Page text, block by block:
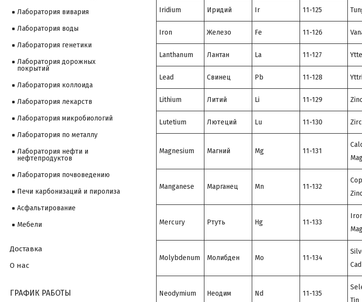
Iridium Иридий Ir 11-125
Iron Железо Fe 11-126
Lanthanum Лантан La 11-127
Lead Свинец Pb 11-128
Lithium Литий Li 11-129 Zinc
Lutetium Лютеций Lu 11-130
Magnesium Магний Mg 11-131
Manganese Марганец Mn 11-132
Zinc
Mercury Ртуть Hg 11-133
Molybdenum Молибден Mo 11-134
Neodymium Неодим Nd 11-135
Tin
Лаборатория вивария
Лаборатория воды
Лаборатория генетики
Лаборатория дорожных
покрытий
Лаборатория коллоида
Лаборатория лекарств
Лаборатория микробиологий
Лаборатория по металлу
Лаборатория нефти и
нефтепродуктов
Лаборатория почвоведению
Печи карбонизаций и пиролиза
Асфальтирование
Мебели
Доставка
О нас
ГРАФИК РАБОТЫ